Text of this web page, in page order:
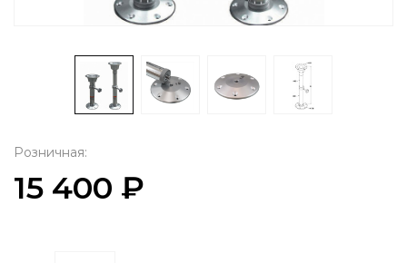
Розничная:
15 400 ₽